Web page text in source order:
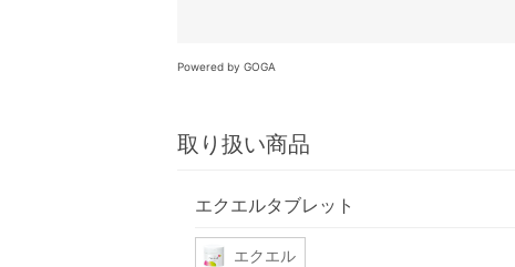
Powered by GOGA
取り扱い商品
エクエルタブレット
エクエル